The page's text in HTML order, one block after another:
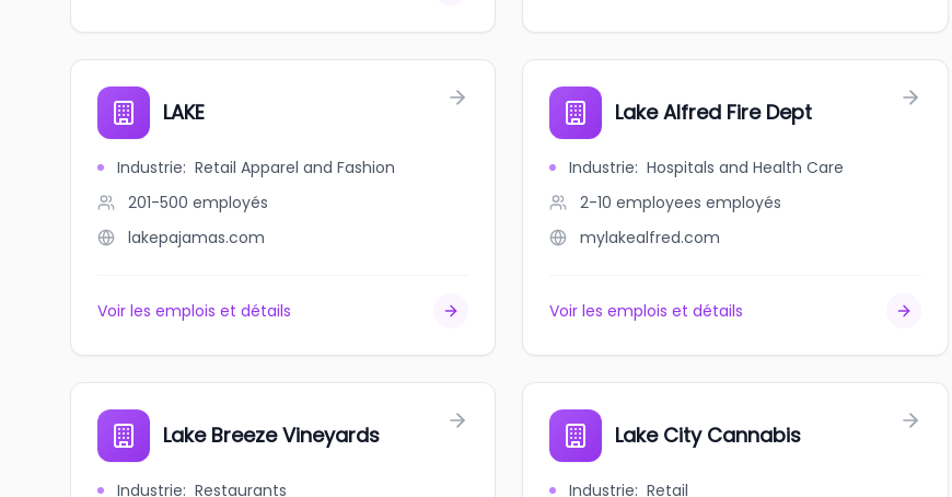
LAKE
Industrie: Retail Apparel and Fashion
201-500 employés
lakepajamas.com
Voir les emplois et détails
Lake Alfred Fire Dept
Industrie: Hospitals and Health Care
2-10 employees employés
mylakealfred.com
Voir les emplois et détails
Lake Breeze Vineyards
Industrie: Restaurants
Lake City Cannabis
Industrie: Retail